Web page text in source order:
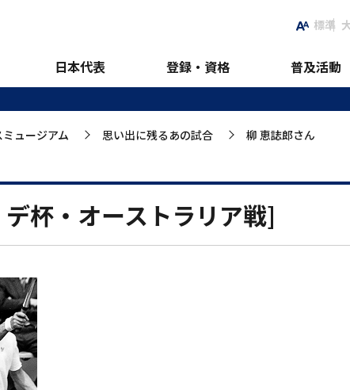
標準
日本代表 登録・資格 普及活動
ュージアム >
思い出に残るあの試合 >
柳 恵誌郎さん
杯・オーストラリア戦]